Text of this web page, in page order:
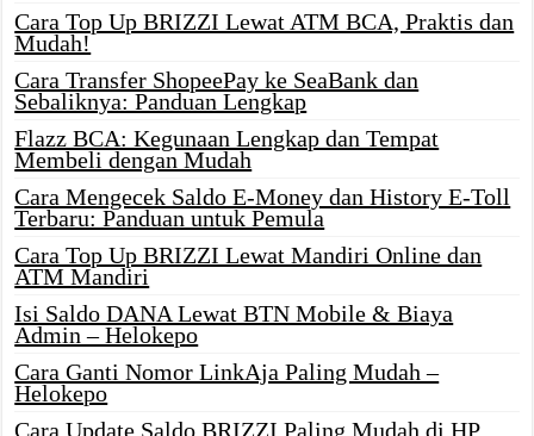
Cara Top Up BRIZZI Lewat ATM BCA, Praktis dan
Mudah!
Cara Transfer ShopeePay ke SeaBank dan
Sebaliknya: Panduan Lengkap
Flazz BCA: Kegunaan Lengkap dan Tempat
Membeli dengan Mudah
Cara Mengecek Saldo E-Money dan History E-Toll
Terbaru: Panduan untuk Pemula
Cara Top Up BRIZZI Lewat Mandiri Online dan
ATM Mandiri
Isi Saldo DANA Lewat BTN Mobile & Biaya
Admin – Helokepo
Cara Ganti Nomor LinkAja Paling Mudah –
Helokepo
Cara Update Saldo BRIZZI Paling Mudah di HP